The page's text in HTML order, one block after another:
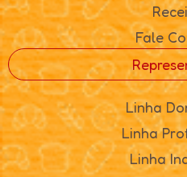
Fale
Linha
Linha
Linha